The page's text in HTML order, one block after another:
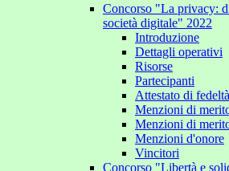
Concorso "La privacy:
società digitale" 2022
Introduzione
Dettagli operativi
Risorse
Partecipanti
Attestato di
Menzioni di
Menzioni di
Menzioni d'onore
Vincitori
Concorso "Libertà e